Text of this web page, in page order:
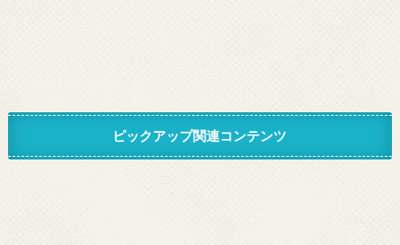
ピックアップ関連コンテンツ